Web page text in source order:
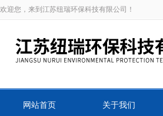
欢迎您，来到江苏纽瑞环保科技有限公司！
网站首页 关于我们